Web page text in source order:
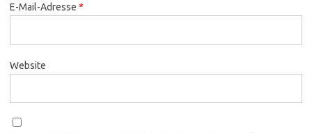
E-Mail-Adresse *
Website